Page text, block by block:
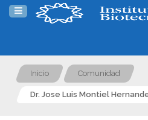
Inicio Comunidad
Dr. Jose Luis Montiel